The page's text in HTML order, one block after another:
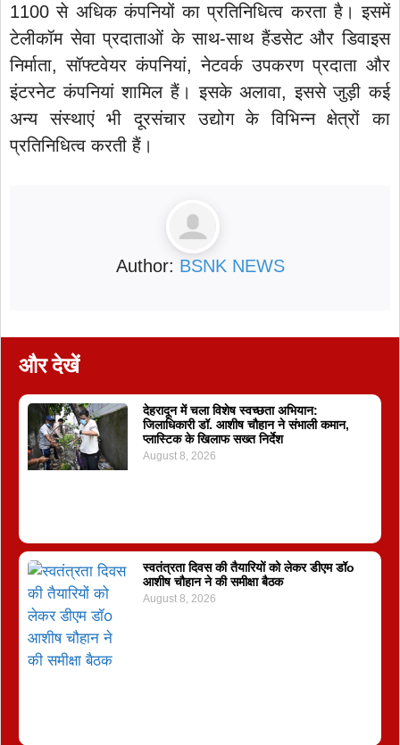
1100 से अधिक कंपनियों का प्रतिनिधित्व करता है। इसमें
टेलीकॉम सेवा प्रदाताओं के साथ-साथ हैंडसेट और डिवाइस
निर्माता, सॉफ्टवेयर कंपनियां, नेटवर्क उपकरण प्रदाता और
इंटरनेट कंपनियां शामिल हैं। इसके अलावा, इससे जुड़ी कई
अन्य संस्थाएं भी दूरसंचार उद्योग के विभिन्न क्षेत्रों का
प्रतिनिधित्व करती हैं।
Author: BSNK NEWS
और देखें
देहरादून में चला विशेष स्वच्छता अभियान:
जिलाधिकारी डॉ. आशीष चौहान ने संभाली कमान,
प्लास्टिक के खिलाफ सख्त निर्देश
August 8, 2026
स्वतंत्रता दिवस की तैयारियों को लेकर डीएम डॉo
आशीष चौहान ने की समीक्षा बैठक
August 8, 2026